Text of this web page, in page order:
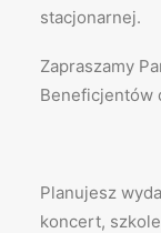
stacjonarnej.
Zapraszamy
Beneficjentów
Planujesz
koncert,